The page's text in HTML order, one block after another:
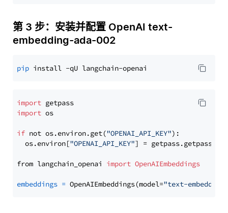
第 3 步：安装并配置 OpenAI text-
embedding-ada-002
pip
import
import os
if not os.environ.get("OPENAI_API_KEY"):
  os.environ[
"OPENAI_API_KEY"] = getpass.getpass(
from langchain_openai import OpenAIEmbeddings
embeddings = OpenAIEmbeddings(model="text-